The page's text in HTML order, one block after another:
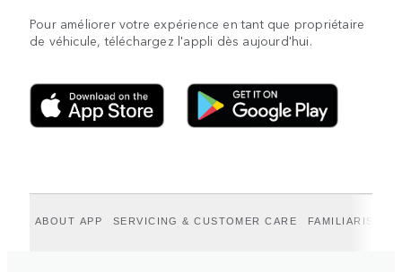
Pour améliorer votre expérience en tant que propriétaire
de véhicule, téléchargez l'appli dès aujourd'hui.
ABOUT APP SERVICING & CUSTOMER CARE FAMILIARISEZ-